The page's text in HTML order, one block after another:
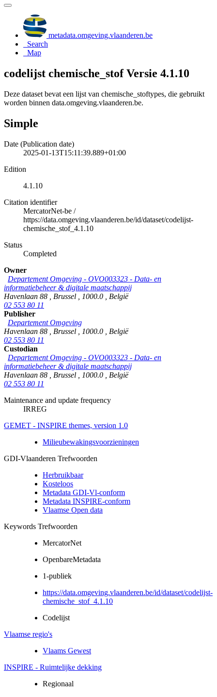
metadata.omgeving.vlaanderen.be
Search
Map
codelijst chemische_stof Versie 4.1.10
Deze dataset bevat een lijst van chemische_stoftypes, die gebruikt
worden binnen data.omgeving.vlaanderen.be.
Simple
Date (Publication date)
2025-01-13T15:11:39.889+01:00
Edition
4.1.10
Citation identifier
MercatorNet-be /
https://data.omgeving.vlaanderen.be/id/dataset/codelijst-
chemische_stof_4.1.10
Status
Completed
Owner
Departement Omgeving - OVO003323 - Data- en
informatiebeheer & digitale maatschappij
Havenlaan 88
Brussel 1000.0
België
02 553 80 11
Publisher
Departement Omgeving
Havenlaan 88
Brussel 1000.0
België
02 553 80 11
Custodian
Departement Omgeving - OVO003323 - Data- en
informatiebeheer & digitale maatschappij
Havenlaan 88
Brussel 1000.0
België
02 553 80 11
Maintenance and update frequency
IRREG
GEMET - INSPIRE themes, version 1.0
Milieubewakingsvoorzieningen
GDI-Vlaanderen Trefwoorden
Herbruikbaar
Kosteloos
Metadata GDI-Vl-conform
Metadata INSPIRE-conform
Vlaamse Open data
Keywords Trefwoorden
MercatorNet
OpenbareMetadata
1-publiek
https://data.omgeving.vlaanderen.be/id/dataset/codelijst-
chemische_stof_4.1.10
Codelijst
Vlaamse regio's
Vlaams Gewest
INSPIRE - Ruimtelijke dekking
Regionaal